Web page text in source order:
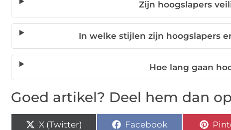
Zijn hoogslapers
In welke stijlen zijn hoogslapers
Hoe lang gaan
Goed artikel? Deel hem dan
X (Twitter) Facebook